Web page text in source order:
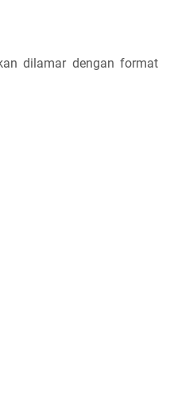
dilamar dengan format